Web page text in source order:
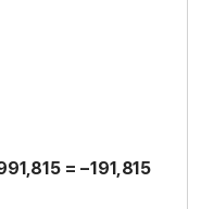
= −191,815